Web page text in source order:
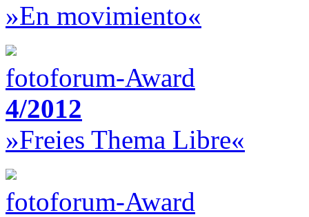
»En movimiento«
fotoforum-Award
4/2012
»Freies Thema Libre«
fotoforum-Award